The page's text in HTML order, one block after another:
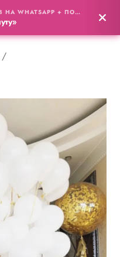
0
ПОЛУЧИТЕ ПОДБОРКУ ШАРОВ НА WHATSAPP + ПОДАРОК